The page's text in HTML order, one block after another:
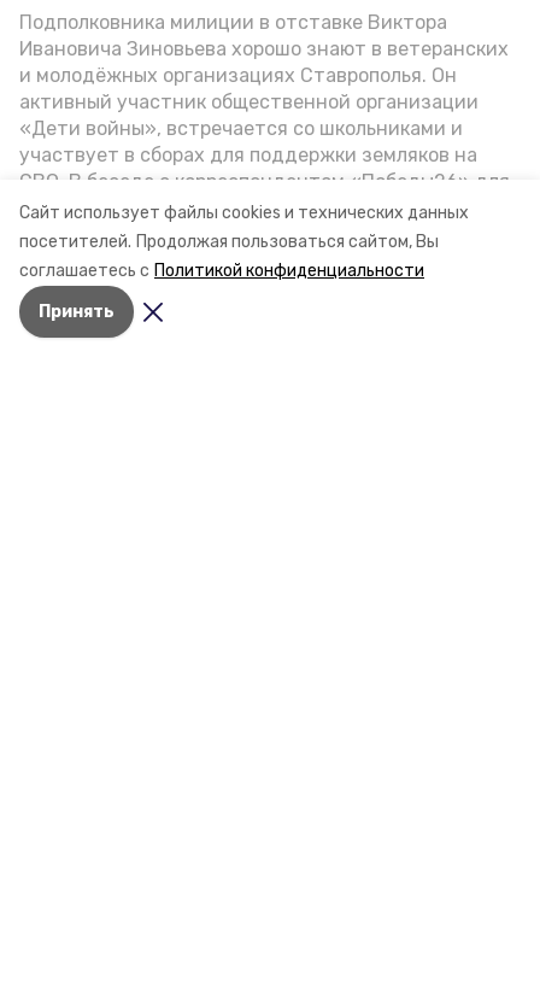
Сайт использует файлы cookies и технических данных
посетителей. Продолжая пользоваться сайтом, Вы
соглашаетесь с Политикой конфиденциальности
Принять
Подполковника милиции в отставке Виктора
Ивановича Зиновьева хорошо знают в ветеранских
и молодёжных организациях Ставрополья. Он
активный участник общественной организации
«Дети войны», встречается со школьниками и
участвует в сборах для поддержки земляков на
СВО. В беседе с корреспондентом «Победы26» для
спецпроекта «Дети Великой Отечественной»
ветеран рассказал о зверствах оккупантов в годы
ВОВ, о службе в Москве, «богатыре» Фиделе Кастро
и шпионе Пеньковском, о борьбе с криминалом на
Ставрополье.